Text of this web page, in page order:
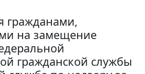
гражданами,
на замещение
гражданской службы